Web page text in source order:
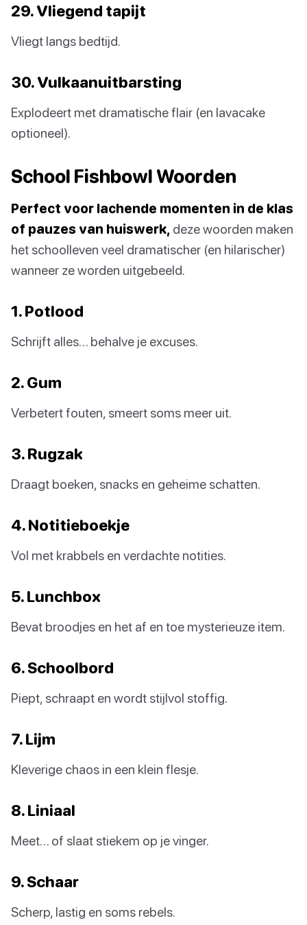
29. Vliegend tapijt
Vliegt langs bedtijd.
30. Vulkaanuitbarsting
Explodeert met dramatische flair (en lavacake
optioneel).
School Fishbowl Woorden
Perfect voor lachende momenten in de klas
of pauzes van huiswerk, deze woorden maken
het schoolleven veel dramatischer (en hilarischer)
wanneer ze worden uitgebeeld.
1. Potlood
Schrijft alles… behalve je excuses.
2. Gum
Verbetert fouten, smeert soms meer uit.
3. Rugzak
Draagt boeken, snacks en geheime schatten.
4. Notitieboekje
Vol met krabbels en verdachte notities.
5. Lunchbox
Bevat broodjes en het af en toe mysterieuze item.
6. Schoolbord
Piept, schraapt en wordt stijlvol stoffig.
7. Lijm
Kleverige chaos in een klein flesje.
8. Liniaal
Meet… of slaat stiekem op je vinger.
9. Schaar
Scherp, lastig en soms rebels.